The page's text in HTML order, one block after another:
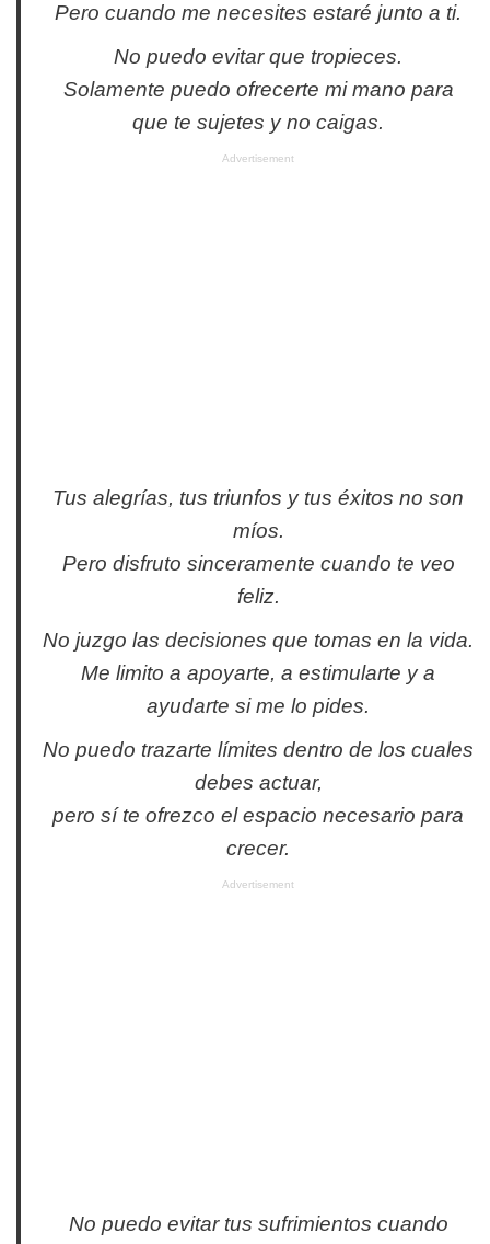
Pero cuando me necesites estaré junto a ti.
No puedo evitar que tropieces.
Solamente puedo ofrecerte mi mano para
que te sujetes y no caigas.
Advertisement
Tus alegrías, tus triunfos y tus éxitos no son
míos.
Pero disfruto sinceramente cuando te veo
feliz.
No juzgo las decisiones que tomas en la vida.
Me limito a apoyarte, a estimularte y a
ayudarte si me lo pides.
No puedo trazarte límites dentro de los cuales
debes actuar,
pero sí te ofrezco el espacio necesario para
crecer.
Advertisement
No puedo evitar tus sufrimientos cuando